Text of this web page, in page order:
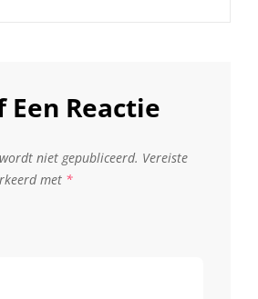
Een Reactie
niet gepubliceerd. Vereiste
met *